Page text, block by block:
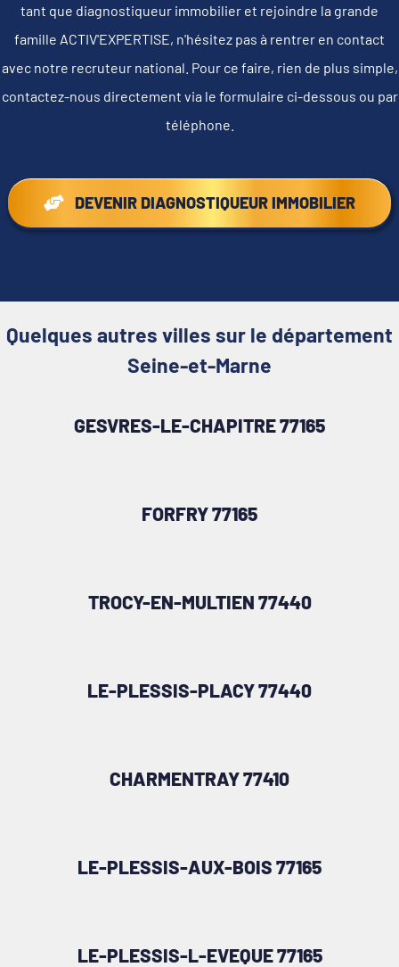
tant que diagnostiqueur immobilier et rejoindre la grande
famille ACTIV'EXPERTISE, n'hésitez pas à rentrer en contact
avec notre recruteur national. Pour ce faire, rien de plus simple,
contactez-nous directement via le formulaire ci-dessous ou par
téléphone.
DEVENIR DIAGNOSTIQUEUR IMMOBILIER
Quelques autres villes sur le département
Seine-et-Marne
GESVRES-LE-CHAPITRE 77165
FORFRY 77165
TROCY-EN-MULTIEN 77440
LE-PLESSIS-PLACY 77440
CHARMENTRAY 77410
LE-PLESSIS-AUX-BOIS 77165
LE-PLESSIS-L-EVEQUE 77165